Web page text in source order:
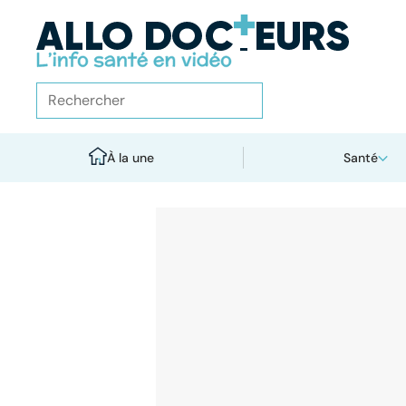
À la une Santé